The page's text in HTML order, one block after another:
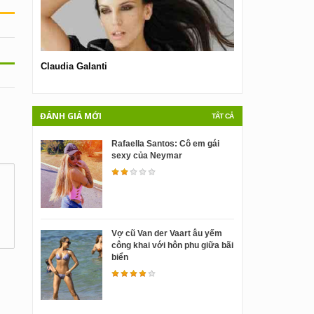
Claudia Galanti
TẤT CẢ
ĐÁNH GIÁ MỚI
Rafaella Santos: Cô em gái
sexy của Neymar
Vợ cũ Van der Vaart âu yếm
công khai với hôn phu giữa bãi
biển